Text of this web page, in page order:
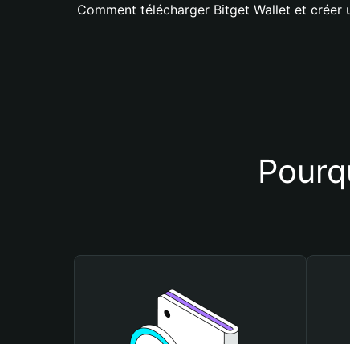
Comment télécharger Bitget Wallet et créer